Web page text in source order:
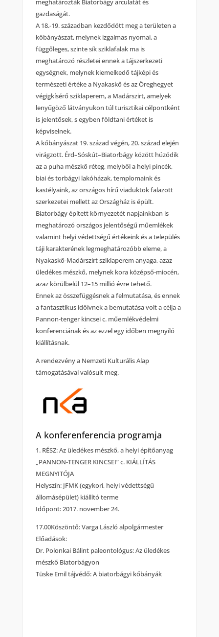
meghatározták Biatorbágy arculatát és
gazdaságát.
A 18.-19. században kezdődött meg a területen a
kőbányászat, melynek izgalmas nyomai, a
függőleges, szinte sík sziklafalak ma is
meghatározó részletei ennek a tájszerkezeti
egységnek, melynek kiemelkedő tájképi és
természeti értéke a Nyakaskő és az Öreghegyet
végigkísérő sziklaperem, a Madárszirt, amelyek
lenyűgöző látványukon túl turisztikai célpontként
is jelentősek, s egyben földtani értéket is
képviselnek.
A kőbányászat 19. század végén, 20. század elején
virágzott. Érd–Sóskút–Biatorbágy között húzódik
az a puha mészkő réteg, melyből a helyi pincék,
biai és torbágyi lakóházak, templomaink és
kastélyaink, az országos hírű viaduktok falazott
szerkezetei mellett az Országház is épült.
Biatorbágy épített környezetét napjainkban is
meghatározó országos jelentőségű műemlékek
valamint helyi védettségű értékeink és a település
táji karakterének legmeghatározóbb eleme, a
Nyakaskő-Madárszirt sziklaperem anyaga, azaz
üledékes mészkő, melynek kora középső-miocén,
azaz körülbelül 12–15 millió évre tehető.
Ennek az összefüggésnek a felmutatása, és ennek
a fantasztikus időívnek a bemutatása volt a célja a
Pannon-tenger kincsei c. műemlékvédelmi
konferenciának és az ezzel egy időben megnyíló
kiállításnak.
A rendezvény a Nemzeti Kulturális Alap
támogatásával valósult meg.
A konferenferencia programja
1. RÉSZ: Az üledékes mészkő, a helyi építőanyag
„PANNON-TENGER KINCSEI” c. KIÁLLÍTÁS
MEGNYITÓJA
Helyszín: JFMK (egykori, helyi védettségű
állomásépület) kiállító terme
Időpont: 2017. november 24.
17.00Köszöntő: Varga László alpolgármester
Előadások:
Dr. Polonkai Bálint paleontológus: Az üledékes
mészkő Biatorbágyon
Tüske Emil tájvédő: A biatorbágyi kőbányák